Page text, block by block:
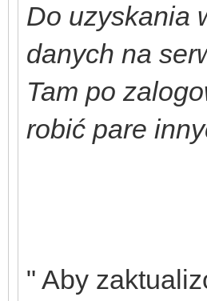
Do uzyskania
danych na
Tam po
robić pare
" Aby